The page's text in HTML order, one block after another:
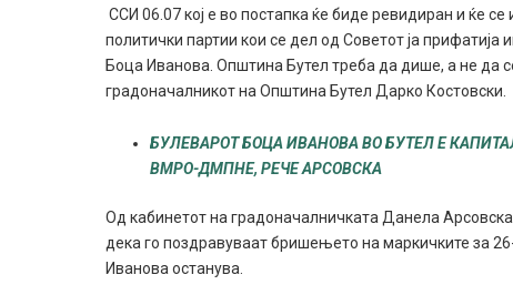
ССИ 06.07 кој е во постапка ќе биде ревидиран и ќе
политички партии кои се дел од Советот ја прифатија
Боца Иванова. Општина Бутел треба да дише, а не да
градоначалникот на Општина Бутел Дарко Костовски.
БУЛЕВАРОТ БОЦА ИВАНОВА ВО БУТЕЛ Е
ВМРО-ДМПНЕ, РЕЧЕ АРСОВСКА
Од кабинетот на градоначалничката Данела
дека го поздравуваат бришењето на маркичките за
Иванова останува.